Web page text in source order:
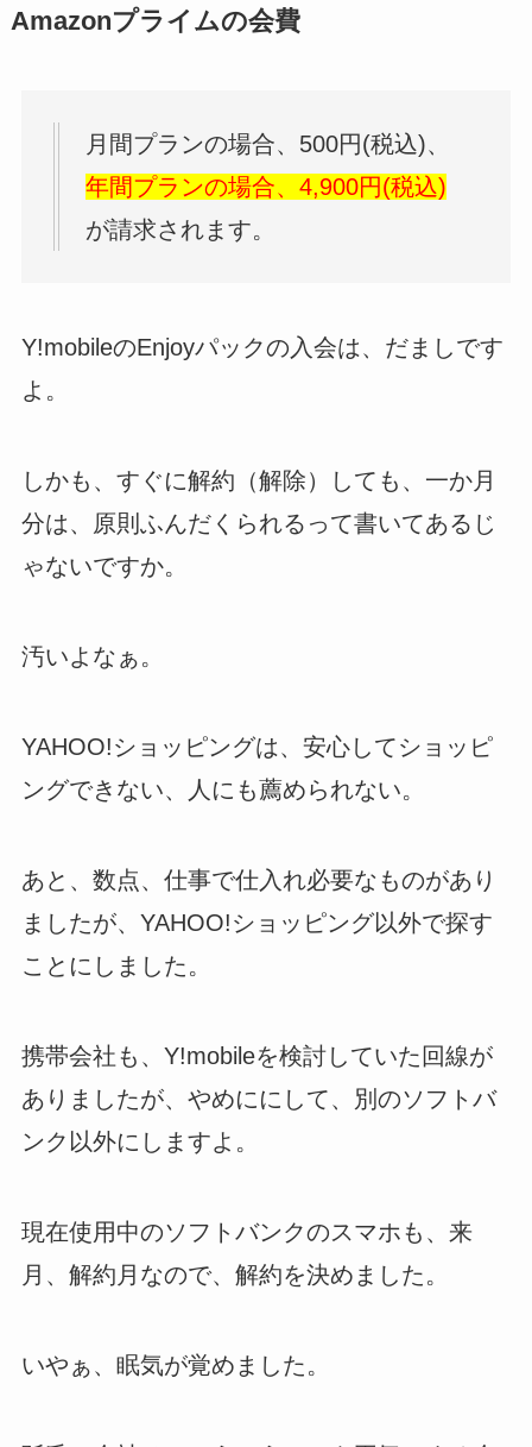
Amazonプライムの会費
月間プランの場合、500円(税込)、
年間プランの場合、4,900円(税込)
が請求されます。
Y!mobileのEnjoyパックの入会は、だましです
よ。
しかも、すぐに解約（解除）しても、一か月
分は、原則ふんだくられるって書いてあるじ
ゃないですか。
汚いよなぁ。
YAHOO!ショッピングは、安心してショッピ
ングできない、人にも薦められない。
あと、数点、仕事で仕入れ必要なものがあり
ましたが、YAHOO!ショッピング以外で探す
ことにしました。
携帯会社も、Y!mobileを検討していた回線が
ありましたが、やめににして、別のソフトバ
ンク以外にしますよ。
現在使用中のソフトバンクのスマホも、来
月、解約月なので、解約を決めました。
いやぁ、眠気が覚めました。